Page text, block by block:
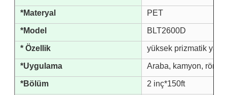
*Materyal PET
*Model BLT2600D
* Özellik yüksek prizmatik
*Uygulama Araba, kamyon,
*Bölüm 2 inç*150ft